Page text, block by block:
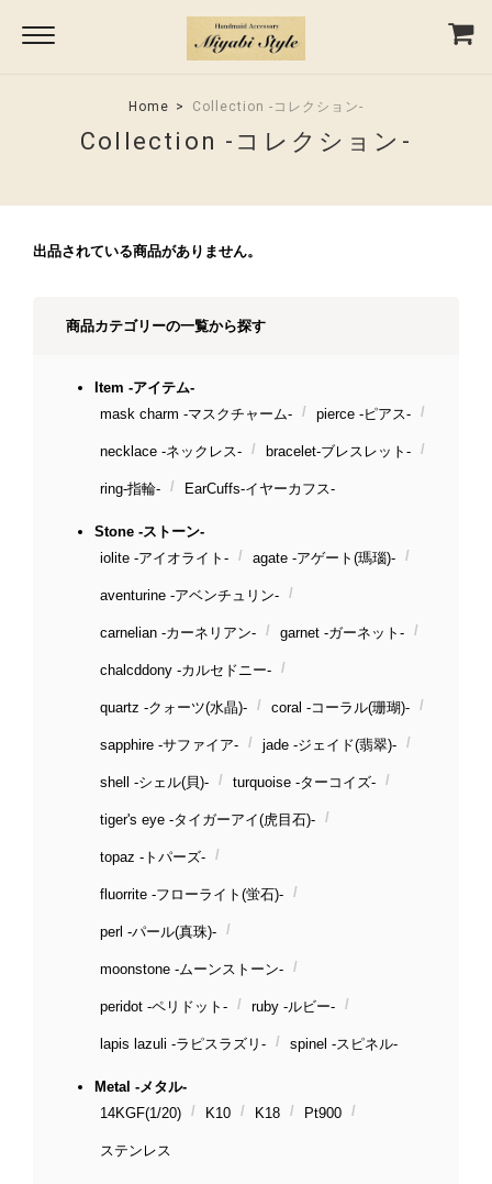
Home Collection -コレクション-
Collection -コレクション-
出品されている商品がありません。
商品カテゴリーの一覧から探す
Item -アイテム-
mask charm -マスクチャーム-
pierce -ピアス-
necklace -ネックレス- bracelet-ブレスレット-
ring-指輪- EarCuffs-イヤーカフス-
Stone -ストーン-
iolite -アイオライト-
agate -アゲート(瑪瑙)-
aventurine -アベンチュリン-
carnelian -カーネリアン- garnet -ガーネット-
chalcddony -カルセドニー-
quartz -クォーツ(水晶)- coral -コーラル(珊瑚)-
sapphire -サファイア- jade -ジェイド(翡翠)-
shell -シェル(貝)- turquoise -ターコイズ-
tiger's eye -タイガーアイ(虎目石)-
topaz -トパーズ-
fluorrite -フローライト(蛍石)-
perl -パール(真珠)-
moonstone -ムーンストーン-
peridot -ペリドット- ruby -ルビー-
lapis lazuli -ラピスラズリ- spinel -スピネル-
Metal -メタル-
14KGF(1/20)
K10 K18 Pt900
ステンレス